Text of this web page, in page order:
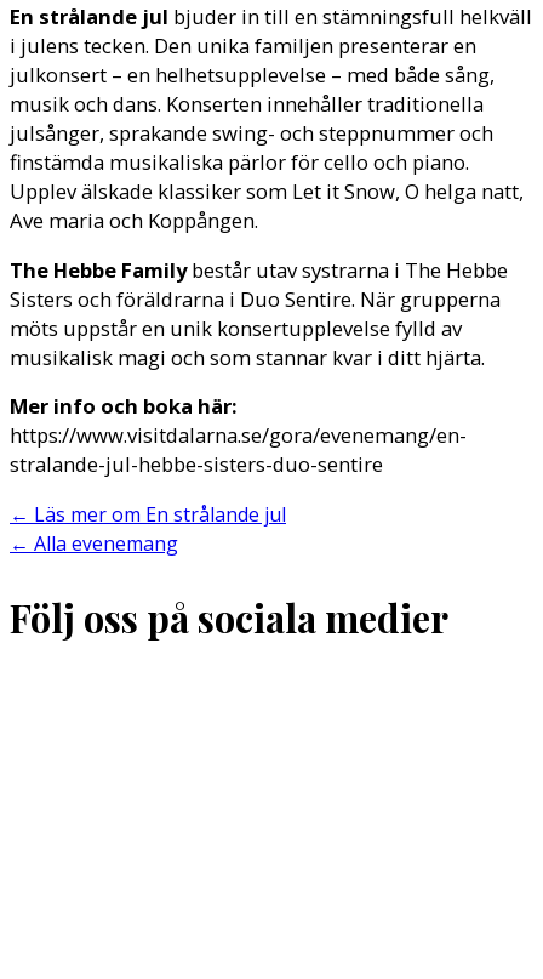
En strålande jul bjuder in till en stämningsfull helkväll
i julens tecken. Den unika familjen presenterar en
julkonsert – en helhetsupplevelse – med både sång,
musik och dans. Konserten innehåller traditionella
julsånger, sprakande swing- och steppnummer och
finstämda musikaliska pärlor för cello och piano.
Upplev älskade klassiker som Let it Snow, O helga natt,
Ave maria och Koppången.
The Hebbe Familybestår utav systrarna i The Hebbe
Sisters och föräldrarna i Duo Sentire. När grupperna
möts uppstår en unik konsertupplevelse fylld av
musikalisk magi och som stannar kvar i ditt hjärta.
Mer info och boka här:
https://www.visitdalarna.se/gora/evenemang/en-
stralande-jul-hebbe-sisters-duo-sentire
← Läs mer om En strålande jul
← Alla evenemang
Följ oss på sociala medier